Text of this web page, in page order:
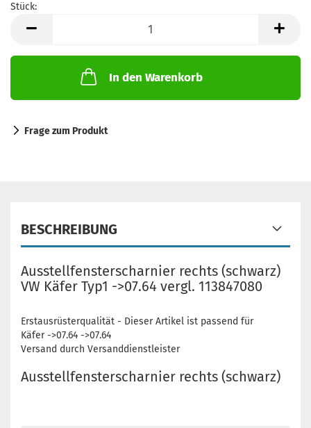
Stück:
In den Warenkorb
Frage zum Produkt
BESCHREIBUNG
Ausstellfensterscharnier rechts (schwarz)
VW Käfer Typ1 ->07.64 vergl. 113847080
Erstausrüsterqualität - Dieser Artikel ist passend für
Käfer ->07.64 ->07.64
Versand durch Versanddienstleister
Ausstellfensterscharnier rechts (schwarz)